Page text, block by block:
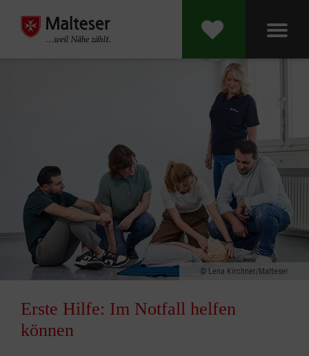
Lena Kirchner/Malteser
Erste Hilfe: Im Notfall helfen
können